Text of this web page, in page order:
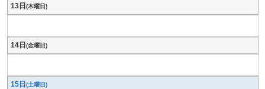
13日 (木曜日)
14日 (金曜日)
15日 (土曜日)